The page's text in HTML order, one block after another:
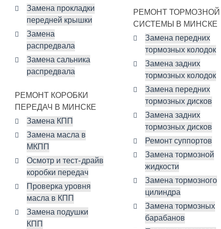
Замена прокладки
передней крышки
Замена
распредвала
Замена сальника
распредвала
РЕМОНТ КОРОБКИ
ПЕРЕДАЧ В МИНСКЕ
Замена КПП
Замена масла в
МКПП
Осмотр и тест-драйв
коробки передач
Проверка уровня
масла в КПП
Замена подушки
КПП
РЕМОНТ ТОРМОЗНОЙ
СИСТЕМЫ В МИНСКЕ
Замена передних
тормозных колодок
Замена задних
тормозных колодок
Замена передних
тормозных дисков
Замена задних
тормозных дисков
Ремонт суппортов
Замена тормозной
жидкости
Замена тормозного
цилиндра
Замена тормозных
барабанов